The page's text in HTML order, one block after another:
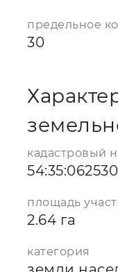
предельное
30
кадастровый
площадь
2.64 га
категория